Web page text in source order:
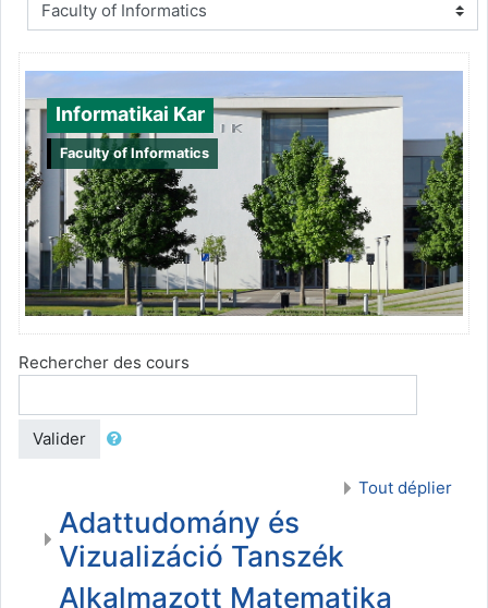
Informatikai Kar
Faculty of Informatics
Rechercher des cours
Valider
Tout déplier
Adattudomány és
Vizualizáció Tanszék
Alkalmazott Matematika